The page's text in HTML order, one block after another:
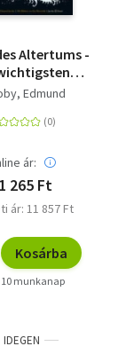
Altertums -
Sagen
Edmund
ár:
265 Ft
ár: 11 857 Ft
Kosárba
10 munkanap
IDEGEN